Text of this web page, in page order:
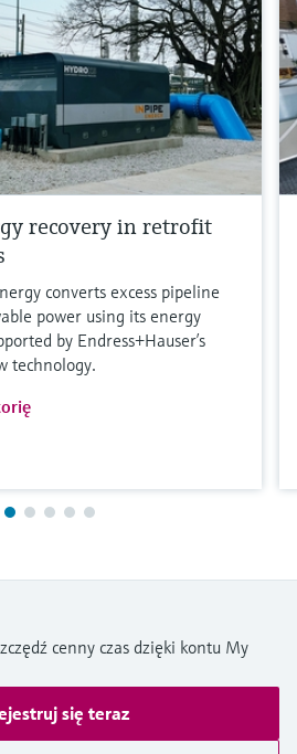
recovery in retrofit
converts excess pipeline
power using its energy
by Endress+Hauser’s
technology.
cenny czas dzięki kontu My
się teraz